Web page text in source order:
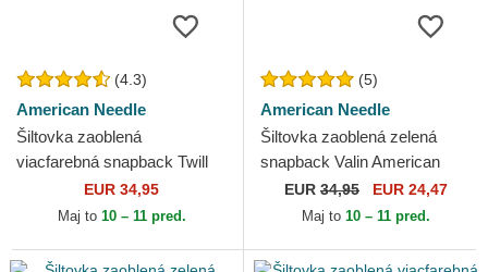
(4.3)
American Needle
Šiltovka zaoblená
viacfarebná snapback Twill
Valin Patch American Needle
EUR 34,95
Maj to 10 – 11 pred.
(5)
American Needle
Šiltovka zaoblená zelená
snapback Valin American
Needle
EUR 34,95 EUR 24,47
Maj to 10 – 11 pred.